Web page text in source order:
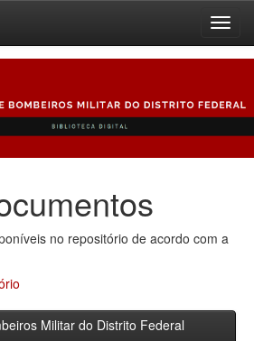
no repositório de acordo com a
Militar do Distrito Federal